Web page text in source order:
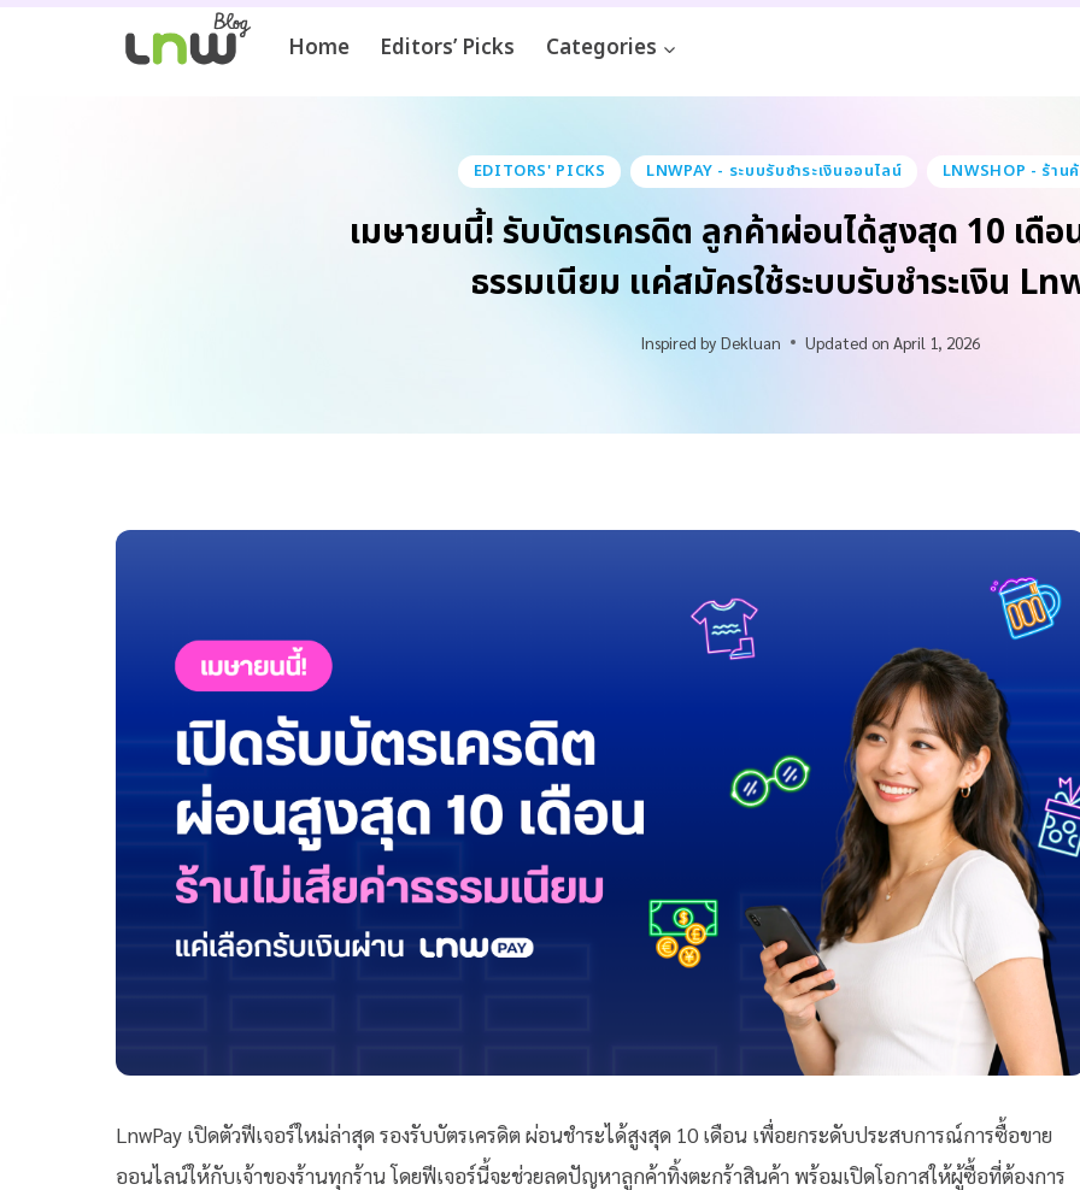
Home Editors’ Picks Categories
EDITORS' PICKS LNWPAY - ระบบรับชำระเงินออนไลน์ LNWSHOP - ร้าน
เมษายนนี้! รับบัตรเครดิต ลูกค้าผ่อนได้สูงสุด 10 เดือ
ธรรมเนียม แค่สมัครใช้ระบบรับชำระเงิน
Inspired by Dekluan Updated on April 1, 2026
LnwPay เปิดตัวฟีเจอร์ใหม่ล่าสุด รองรับบัตรเครดิต ผ่อนชำระได้สูงสุด 10 เดือน เพื่อยกระดับประสบการณ์การซื้อขาย
ออนไลน์ให้กับเจ้าของร้านทุกร้าน โดยฟีเจอร์นี้จะช่วยลดปัญหาลูกค้าทิ้งตะกร้าสินค้า พร้อมเปิดโอกาสให้ผู้ซื้อที่ต้องการ